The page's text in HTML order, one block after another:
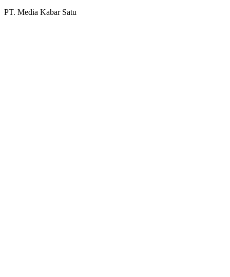
PT. Media Kabar Satu